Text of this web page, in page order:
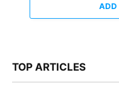
ADD
TOP ARTICLES